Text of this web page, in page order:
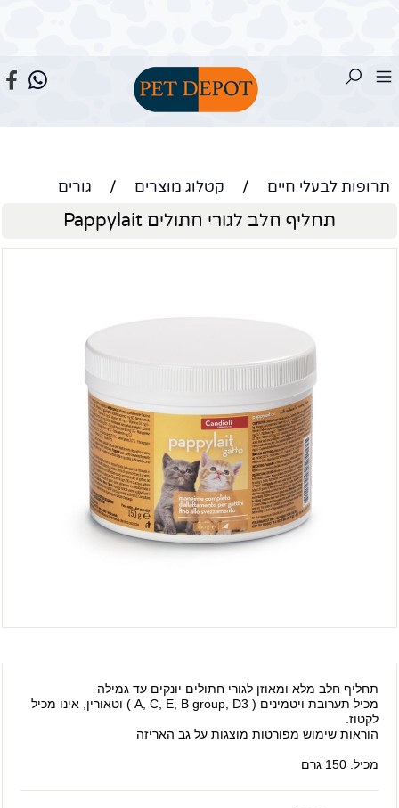
תרופות לבעלי חיים / קטלוג מוצרים / גורים
תחליף חלב לגורי חתולים Pappylait
תחליף חלב מלא ומאוזן לגורי חתולים יונקים עד גמילה
מכיל תערובת ויטמינים ( A, C, E, B group, D3 ) וטאורין, אינו מכיל
לקטוז.
הוראות שימוש מפורטות מוצגות על גב האריזה
מכיל: 150 גרם